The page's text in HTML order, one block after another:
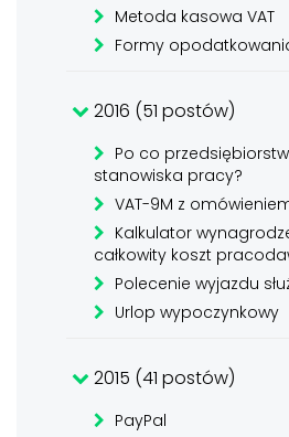
Metoda kasowa VAT
Formy
2016 (51 postów)
Po co
stanowiska pracy?
VAT-9M z
Kalkulator
całkowity koszt
Polecenie wyjazdu
Urlop wypoczynkowy
2015 (41 postów)
PayPal